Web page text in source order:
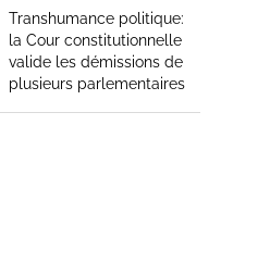
Transhumance politique:
la Cour constitutionnelle
valide les démissions de
plusieurs parlementaires